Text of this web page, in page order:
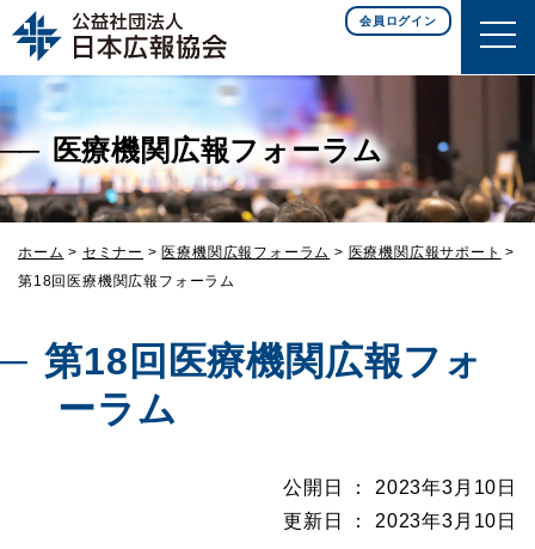
このページの本文へ移動
会員ログイン
医療機関広報フォーラム
ホーム > セミナー > 医療機関広報フォーラム > 医療機関広報サポート >
第18回医療機関広報フォーラム
第18回医療機関広報フォ
ーラム
公開日 ： 2023年3月10日
更新日 ： 2023年3月10日